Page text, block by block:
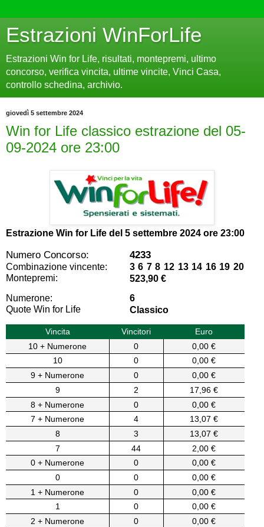
Estrazioni WinForLife
Estrazioni Win for Life, risultati, montepremi, ultimo
concorso, verifica vincita, ultime vincite, Vinci Casa,
controllo schedina, archivio.
giovedì 5 settembre 2024
Win for Life classico estrazione del 05-
09-2024 ore 23:00
Estrazione Win for Life del 5 settembre 2024 ore 23:00
Numero Concorso: 4233
Combinazione vincente:
3 6 7 8 12 13 14 16 19 20
Montepremi:
523,90 €
Numerone:
6
Quote Win for Life
Classico
Vincita Vincitori
Euro
10 + Numerone
0
0,00 €
10
0
0,00 €
9 + Numerone
0
0,00 €
9
2
17,96 €
8 + Numerone
0
0,00 €
7 + Numerone
4
13,07 €
8
3
13,07 €
7
44
2,00 €
0 + Numerone
0
0,00 €
0
0
0,00 €
1 + Numerone
0
0,00 €
1
0
0,00 €
2 + Numerone
0
0,00 €